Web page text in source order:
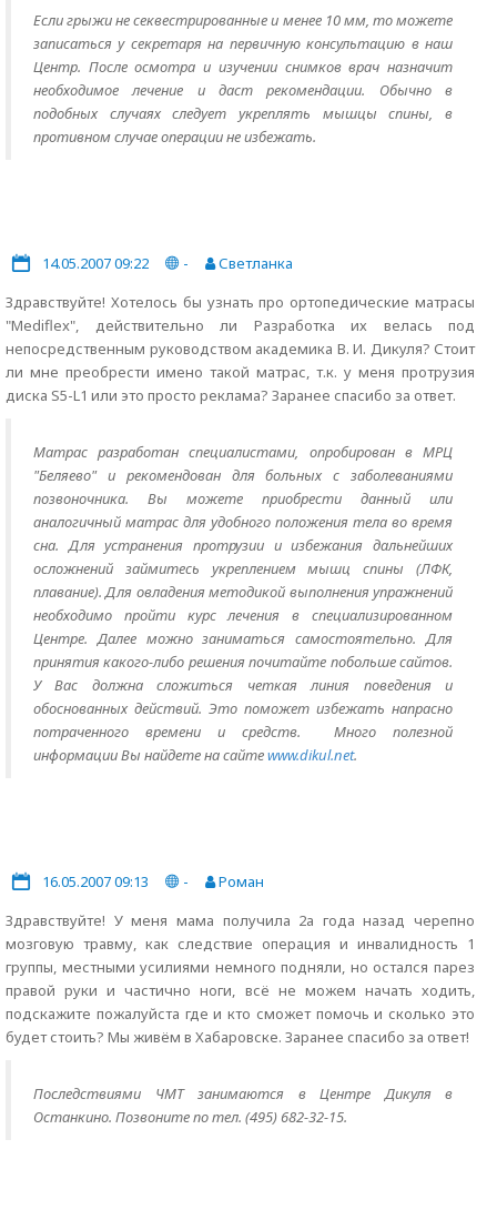
Если грыжи не секвестрированные и менее 10 мм, то можете
записаться у секретаря на первичную консультацию в наш
Центр. После осмотра и изучении снимков врач назначит
необходимое лечение и даст рекомендации. Обычно в
подобных случаях следует укреплять мышцы спины, в
противном случае операции не избежать.
14.05.2007 09:22 -
Светланка
Здравствуйте! Хотелось бы узнать про ортопедические матрасы
"Mediflex", действительно ли Разработка их велась под
непосредственным руководством академика В. И. Дикуля? Стоит
ли мне преобрести имено такой матрас, т.к. у меня протрузия
диска S5-L1 или это просто реклама? Заранее спасибо за ответ.
Матрас разработан специалистами, опробирован в МРЦ
"Беляево" и рекомендован для больных с заболеваниями
позвоночника. Вы можете приобрести данный или
аналогичный матрас для удобного положения тела во время
сна. Для устранения протрузии и избежания дальнейших
осложнений займитесь укреплением мышц спины (ЛФК,
плавание). Для овладения методикой выполнения упражнений
необходимо пройти курс лечения в специализированном
Центре. Далее можно заниматься самостоятельно. Для
принятия какого-либо решения почитайте побольше сайтов.
У Вас должна сложиться четкая линия поведения и
обоснованных действий. Это поможет избежать напрасно
потраченного времени и средств. Много полезной
информации Вы найдете на сайтеwww.dikul.net.
16.05.2007 09:13 -
Роман
Здравствуйте! У меня мама получила 2а года назад черепно
мозговую травму, как следствие операция и инвалидность 1
группы, местными усилиями немного подняли, но остался парез
правой руки и частично ноги, всё не можем начать ходить,
подскажите пожалуйста где и кто сможет помочь и сколько это
будет стоить? Мы живём в Хабаровске. Заранее спасибо за ответ!
Последствиями ЧМТ занимаются в Центре Дикуля в
Останкино. Позвоните по тел. (495) 682-32-15.